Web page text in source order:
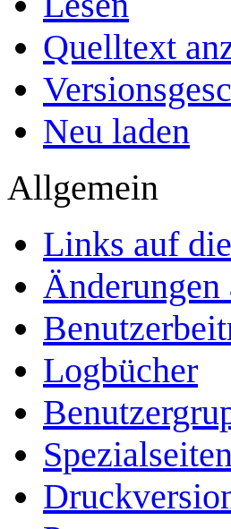
Quelltext
Neu laden
Allgemein
Links auf
Logbücher
Spezialseiten